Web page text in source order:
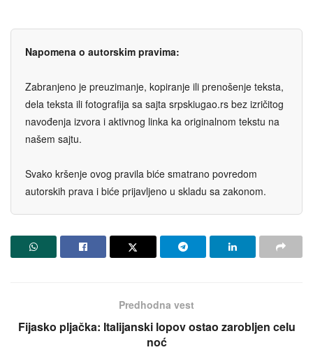
Napomena o autorskim pravima:
Zabranjeno je preuzimanje, kopiranje ili prenošenje teksta,
dela teksta ili fotografija sa sajta srpskiugao.rs bez izričitog
navođenja izvora i aktivnog linka ka originalnom tekstu na
našem sajtu.
Svako kršenje ovog pravila biće smatrano povredom
autorskih prava i biće prijavljeno u skladu sa zakonom.
Predhodna vest
Fijasko pljačka: Italijanski lopov ostao zarobljen celu
noć